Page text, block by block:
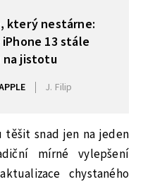
který nestárne:
13 stále
na jistotu
J. Filip
těšit snad jen na jeden
mírné vylepšení
chystaného